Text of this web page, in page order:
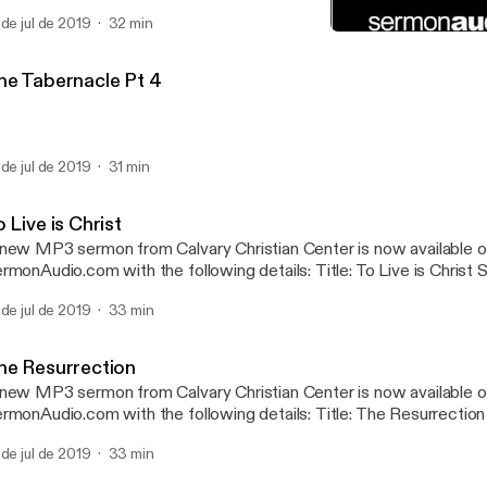
Service Date: 4/28/2019 Bible: Philippians 1:1-18 Length: 32
jul de 2019 32 min
Tabernacle Pt 4
jul de 2019 31 min
Live is Christ
MP3 sermon from Calvary Christian Center is now available
with the following details: Title: To Live is Christ Subtitle: Phillipians
5/12/2019 Bible: Philippians 1:19-30 Length: 33 min.
jul de 2019 33 min
Resurrection
MP3 sermon from Calvary Christian Center is now available
with the following details: Title: The Resurrection Speaker: Van
1 Corinthians 15:12-20, 1 Corinthians 15:32 Length: 33 min.
jul de 2019 33 min